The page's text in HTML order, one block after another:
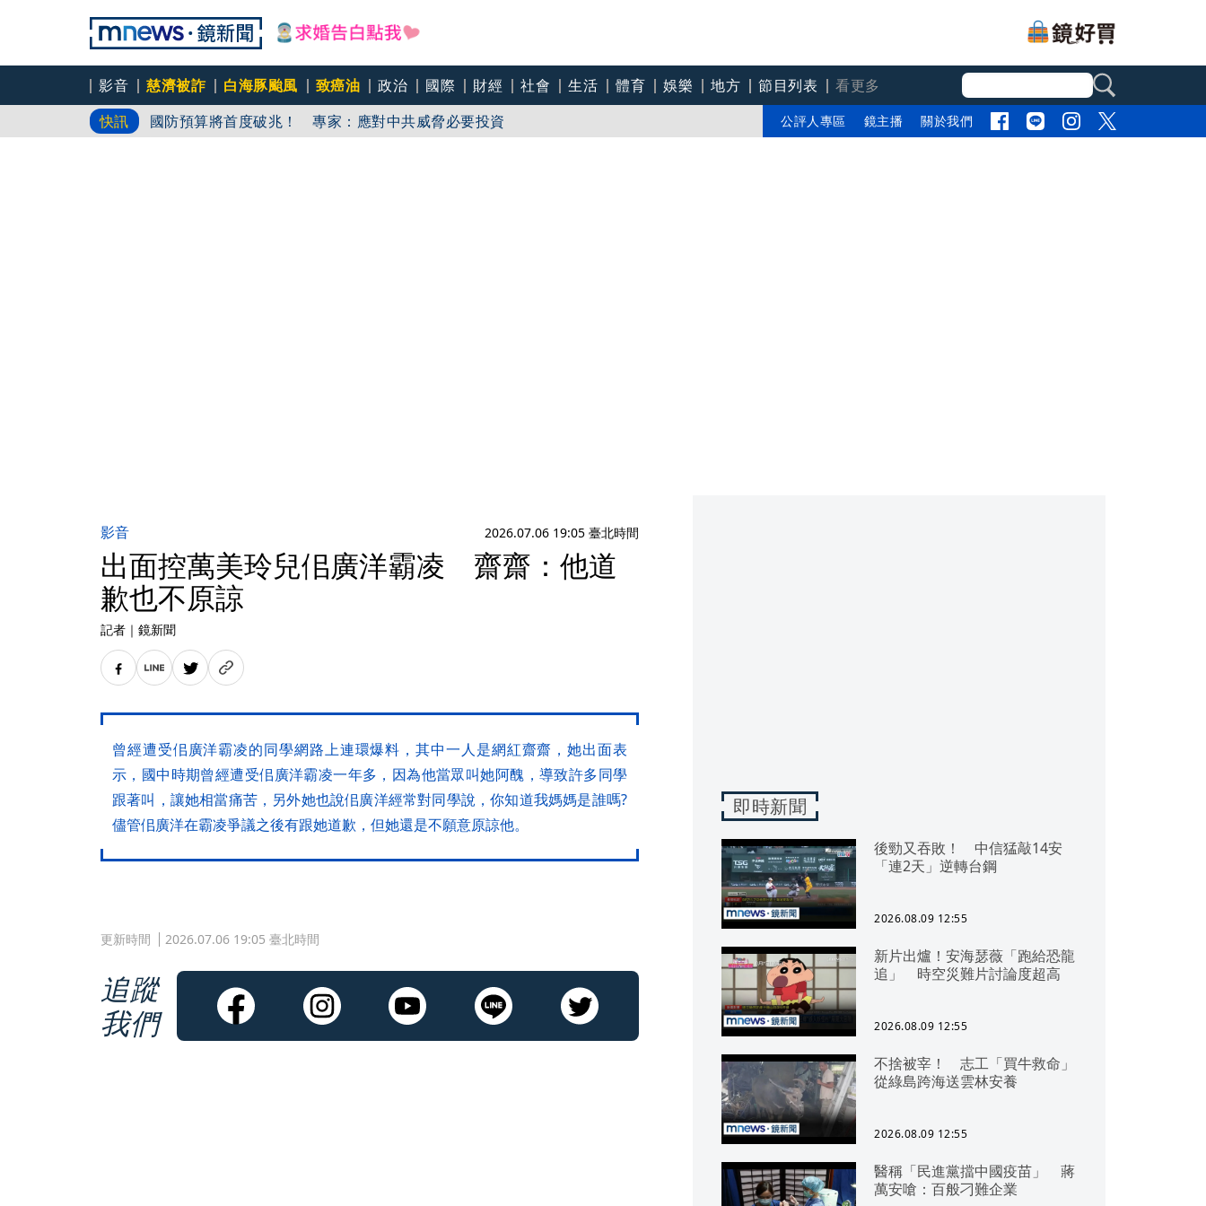
影音 慈濟被詐 白海豚颱風 致癌油 政治 國際 財經 社會 生活 體育 娛樂 地方 節目列表
看更多
快訊
醫稱「民進黨擋中國疫苗」 蔣萬安嗆：百般刁難企業
國防預算將首度破兆！ 專家：應對中共威脅必要投資
公評人專區 鏡主播 關於我們
影音 2026.07.06 19:05 臺北時間
出面控萬美玲兒佀廣洋霸凌 齋齋：他道
歉也不原諒
記者 ｜ 鏡新聞
曾經遭受佀廣洋霸凌的同學網路上連環爆料，其中一人是網紅齋齋，她出面表
示，國中時期曾經遭受佀廣洋霸凌一年多，因為他當眾叫她阿醜，導致許多同學
跟著叫，讓她相當痛苦，另外她也說佀廣洋經常對同學說，你知道我媽媽是誰嗎?
儘管佀廣洋在霸凌爭議之後有跟她道歉，但她還是不願意原諒他。
更新時間 2026.07.06 19:05 臺北時間
追蹤
我們
即時新聞
後勁又吞敗！ 中信猛敲14安
「連2天」逆轉台鋼
2026.08.09 12:55
新片出爐！安海瑟薇「跑給恐龍
追」 時空災難片討論度超高
2026.08.09 12:55
不捨被宰！ 志工「買牛救命」
從綠島跨海送雲林安養
2026.08.09 12:55
醫稱「民進黨擋中國疫苗」 蔣
萬安嗆：百般刁難企業